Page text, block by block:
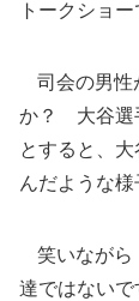
トークショ
司会の男性
か？ 大谷選
とすると、
んだような様
笑いながら
達ではない